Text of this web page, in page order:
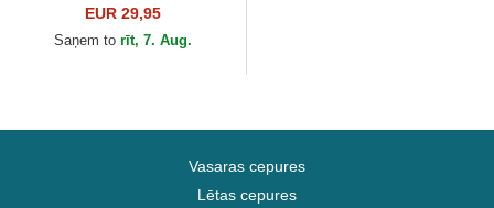
no New EraEUR 29,95
Saņem to rīt, 7. Aug.
Vasaras cepures
Lētas cepures